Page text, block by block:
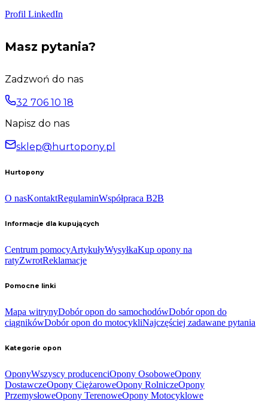
Profil LinkedIn
Masz pytania?
Zadzwoń do nas
32 706 10 18
Napisz do nas
sklep@hurtopony.pl
Hurtopony
O nasKontaktRegulaminWspółpraca B2B
Informacje dla kupujących
Centrum pomocyArtykułyWysyłkaKup opony na
ratyZwrotReklamacje
Pomocne linki
Mapa witrynyDobór opon do samochodówDobór opon do
ciągnikówDobór opon do motocykliNajczęściej zadawane pytania
Kategorie opon
OponyWszyscy producenciOpony OsoboweOpony
DostawczeOpony CiężaroweOpony RolniczeOpony
PrzemysłoweOpony TerenoweOpony Motocyklowe